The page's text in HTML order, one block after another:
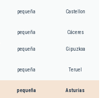
pequeña Castellon
pequeña Cáceres
pequeña Gipuzkoa
pequeña Teruel
pequeña Asturias